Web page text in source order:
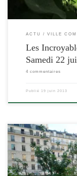
ACTU VILLE
Les
Samedi 22
4 commentaires
Publié 19 juin 2013